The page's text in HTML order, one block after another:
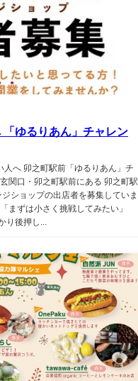
ゆるりあん」チャレン
へ 卯之町駅前「ゆるりあん」チ
関口・卯之町駅前にある 卯之町駅
ショップの出店者を募集していま
まずは小さく挑戦してみたい」
後押し...